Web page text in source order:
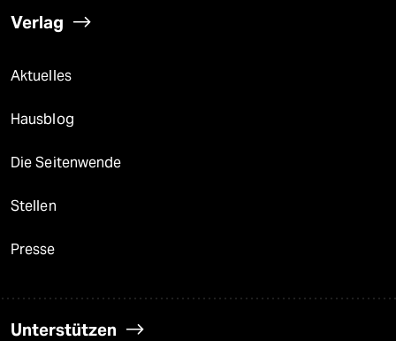
Verlag
Aktuelles
Hausblog
Die Seitenwende
Stellen
Presse
Unterstützen